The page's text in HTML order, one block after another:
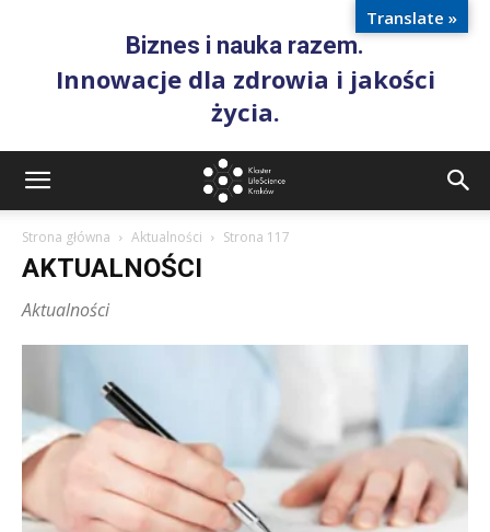
Biznes i nauka razem.
Innowacje dla zdrowia i jakości
życia.
Strona główna Aktualności Strona 117
AKTUALNOŚCI
Aktualności
Translate »